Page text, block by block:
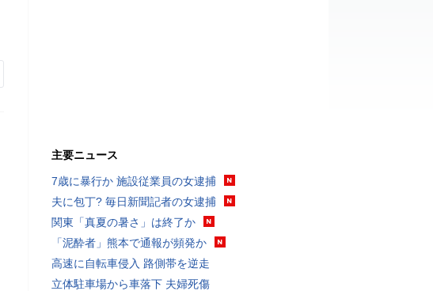
主要ニュース
7歳に暴行か 施設従業員の女逮捕
夫に包丁? 毎日新聞記者の女逮捕
関東「真夏の暑さ」は終了か
「泥酔者」熊本で通報が頻発か
高速に自転車侵入 路側帯を逆走
立体駐車場から車落下 夫婦死傷